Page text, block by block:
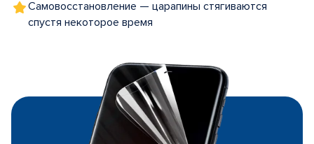
Самовосстановление — царапины стягиваются
спустя некоторое время